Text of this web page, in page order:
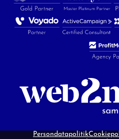
Persondatapolitik